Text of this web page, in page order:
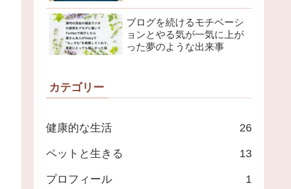
ブログを続けるモチベーシ
ョンとやる気が一気に上が
った夢のような出来事
カテゴリー
健康的な生活 26
ペットと生きる 13
プロフィール 1